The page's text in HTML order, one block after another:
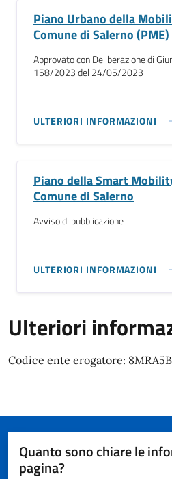
Piano Urbano della
Comune di Salerno (PME)
Approvato con Deliberazione di
158/2023 del 24/05/2023
ULTERIORI INFORMAZIONI
Piano della Smart
Comune di Salerno
Avviso di pubblicazione
ULTERIORI INFORMAZIONI
Ulteriori
Codice ente erogatore: 8MRA5B
Quanto sono chiare le
pagina?